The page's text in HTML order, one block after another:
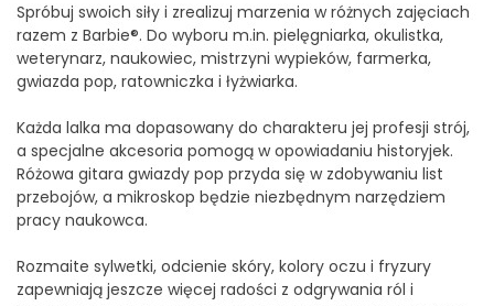
Spróbuj swoich siły i zrealizuj marzenia w różnych zajęciach
razem z Barbie®. Do wyboru m.in. pielęgniarka, okulistka,
weterynarz, naukowiec, mistrzyni wypieków, farmerka,
gwiazda pop, ratowniczka i łyżwiarka.
Każda lalka ma dopasowany do charakteru jej profesji strój,
a specjalne akcesoria pomogą w opowiadaniu historyjek.
Różowa gitara gwiazdy pop przyda się w zdobywaniu list
przebojów, a mikroskop będzie niezbędnym narzędziem
pracy naukowca.
Rozmaite sylwetki, odcienie skóry, kolory oczu i fryzury
zapewniają jeszcze więcej radości z odgrywania ról i